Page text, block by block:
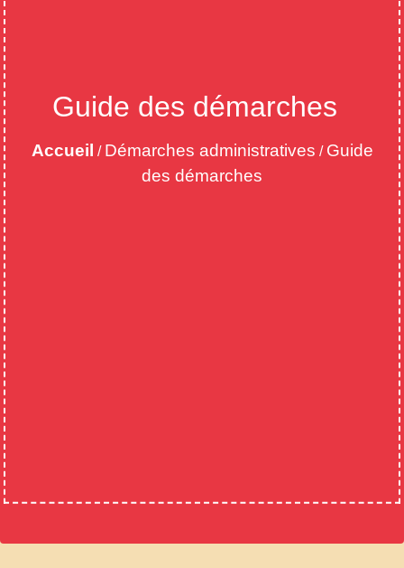
Guide des démarches
Accueil / Démarches administratives / Guide
des démarches